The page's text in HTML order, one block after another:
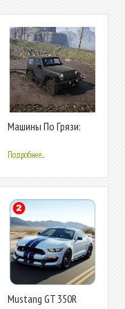
Машины По Грязи:
Подробнее...
Mustang GT 350R